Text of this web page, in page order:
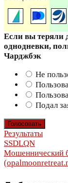
Если вы теряли
однодневки,
Чарджбэк
Не
Подал
Результаты
Навигация
по
записям
SSDLQN
Мошеннический